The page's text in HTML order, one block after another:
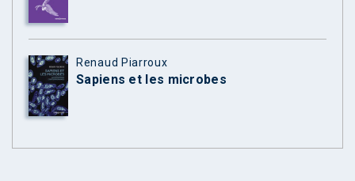
Renaud Piarroux
Sapiens et les microbes